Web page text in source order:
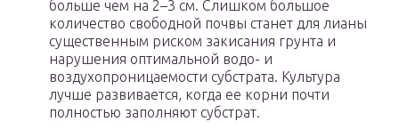
больше чем на 2–3 см. Слишком большое
количество свободной почвы станет для лианы
существенным риском закисания грунта и
нарушения оптимальной водо- и
воздухопроницаемости субстрата. Культура
лучше развивается, когда ее корни почти
полностью заполняют субстрат.